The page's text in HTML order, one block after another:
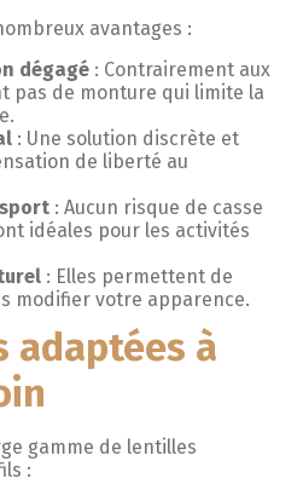
avantages :
dégagé : Contrairement aux
pas de monture qui limite la
: Une solution discrète et
de liberté au
: Aucun risque de casse
idéales pour les activités
: Elles permettent de
modifier votre apparence.
adaptées à
gamme de lentilles
: